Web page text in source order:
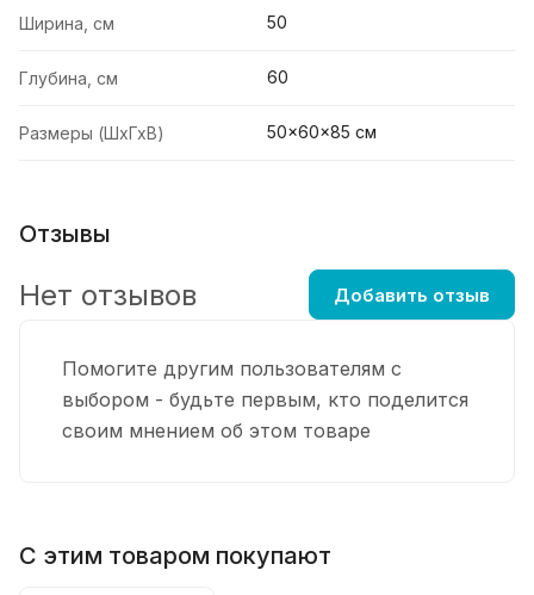
Ширина, см 50
Глубина, см 60
Размеры (ШхГхВ) 50x60x85 см
Отзывы
Помогите другим пользователям с
выбором - будьте первым, кто поделится
своим мнением об этом товаре
Нет отзывов Добавить отзыв
С этим товаром покупают